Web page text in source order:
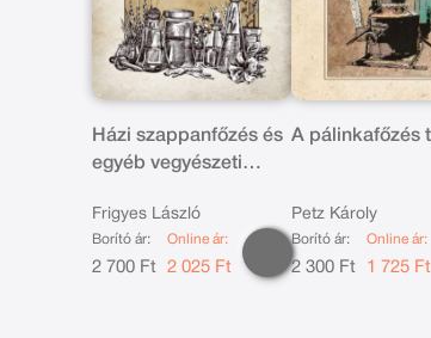
Házi szappanfőzés és
egyéb vegyészeti
Frigyes László
Borító ár:
2 700 Ft
Online ár:
2 025 Ft
A pálinkafőzés
Petz Károly
Borító ár:
2 300 Ft
Online ár:
1 725 Ft